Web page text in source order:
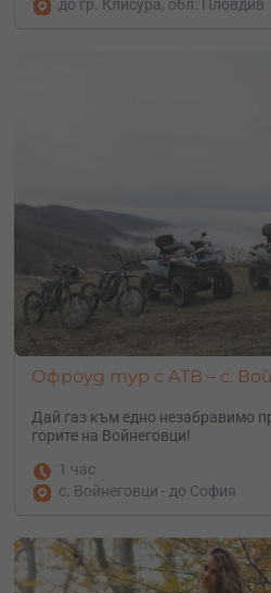
до гр. Клисура, обл. Пловдив
Офроуд тур с АТВ – с.
Дай газ към едно незабравимо
горите на Войнеговци!
1 час
с. Войнеговци - до София